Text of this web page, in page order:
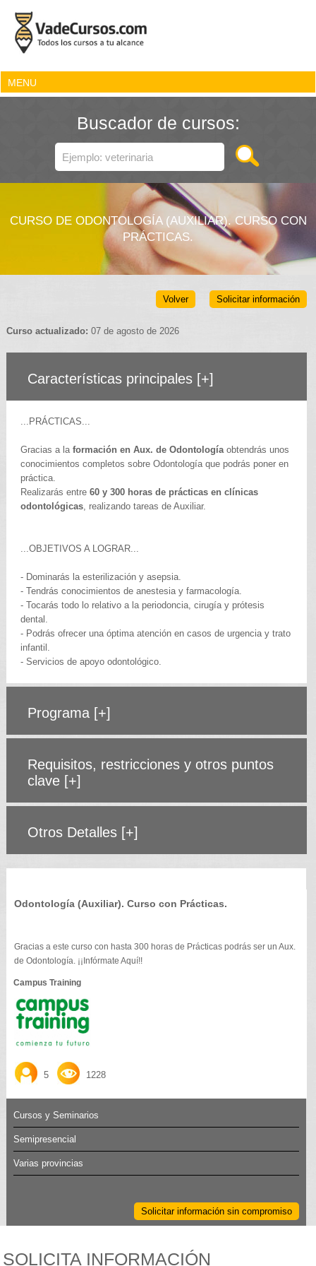
MENU
Buscador de cursos:
CURSO DE ODONTOLOGÍA (AUXILIAR). CURSO CON
PRÁCTICAS.
Solicitar información
Volver
Curso actualizado: 07 de agosto de 2026
Características principales [+]
...PRÁCTICAS...
Gracias a la formación en Aux. de Odontologíaobtendrás unos
conocimientos completos sobre Odontología que podrás poner en
práctica.
Realizarás entre 60 y 300 horas de prácticas en clínicas
odontológicas, realizando tareas de Auxiliar.
...OBJETIVOS A LOGRAR...
- Dominarás la esterilización y asepsia.
- Tendrás conocimientos de anestesia y farmacología.
- Tocarás todo lo relativo a la periodoncia, cirugía y prótesis
dental.
- Podrás ofrecer una óptima atención en casos de urgencia y trato
infantil.
- Servicios de apoyo odontológico.
Programa [+]
Requisitos, restricciones y otros puntos
clave [+]
Otros Detalles [+]
Odontología (Auxiliar). Curso con Prácticas.
Gracias a este curso con hasta 300 horas de Prácticas podrás ser un Aux.
de Odontología. ¡¡Infórmate Aquí!!
Campus Training
5 1228
Cursos y Seminarios
Semipresencial
Varias provincias
Solicitar información sin compromiso
SOLICITA INFORMACIÓN